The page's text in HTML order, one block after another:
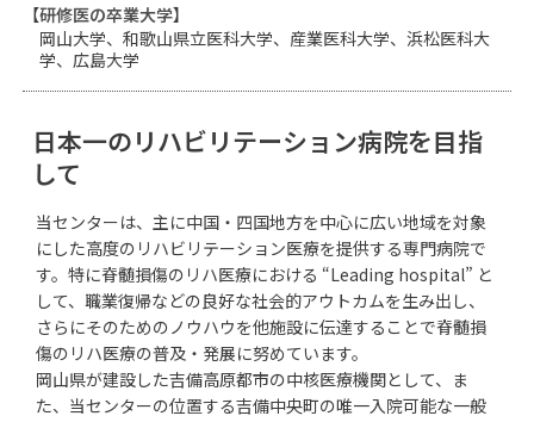
【研修医の卒業大学】
岡山大学、和歌山県立医科大学、産業医科大学、浜松医科大
学、広島大学
日本一のリハビリテーション病院を目指
して
当センターは、主に中国・四国地方を中心に広い地域を対象
にした高度のリハビリテーション医療を提供する専門病院で
す。特に脊髄損傷のリハ医療における “Leading hospital” と
して、職業復帰などの良好な社会的アウトカムを生み出し、
さらにそのためのノウハウを他施設に伝達することで脊髄損
傷のリハ医療の普及・発展に努めています。
岡山県が建設した吉備高原都市の中核医療機関として、ま
た、当センターの位置する吉備中央町の唯一入院可能な一般